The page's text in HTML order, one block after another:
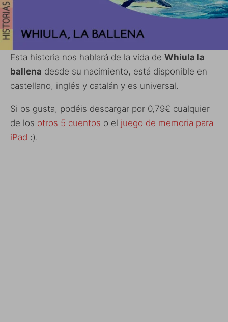
Esta historia nos hablará de la vida de Whiula la
ballena desde su nacimiento, está disponible en
castellano, inglés y catalán y es universal.
Si os gusta, podéis descargar por 0,79€ cualquier
de los otros 5 cuentos o el juego de memoria para
iPad :).